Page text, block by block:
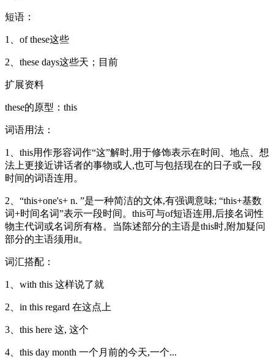
短语：
1、of these这些
2、these days这些天；目前
扩展资料
these的原型：this
词语用法：
1、this用作形容词作“这”解时,用于修饰表示在时间、地点、想
法上更接近讲话者的事物或人,也可与包括现在的日子或一段
时间的词语连用。
2、“this+one's+ n. ”是一种简洁的文体,有强调意味; “this+基数
词+时间名词”表示一段时间。this可与of短语连用,后接名词性
物主代词或名词所有格。当陈述部分的主语是this时,附加疑问
部分的主语须用it。
词汇搭配：
1、with this 这样说了就
2、in this regard 在这点上
3、this here 这, 这个
4、this day month 一个月前的今天,一个...